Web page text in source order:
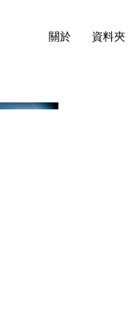
關於 資料夾